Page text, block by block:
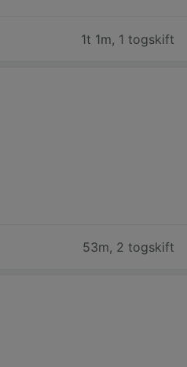
1t 1m, 1 togskift
53m, 2 togskift